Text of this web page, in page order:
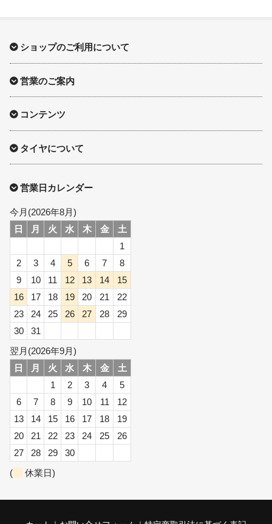
ショップのご利用について
営業のご案内
コンテンツ
タイヤについて
営業日カレンダー
今月(2026年8月)
日
月 火 水 木 金
土
1
2
3 4 5 6 7
8
9
10 11 12 13 14
15
16
17 18 19 20 21
22
23
24 25 26 27 28
29
30
31
翌月(2026年9月)
日
月 火 水 木 金
土
1
2 3 4
5
6
7 8 9 10 11
12
13
14 15 16 17 18
19
20
21 22 23 24 25
26
27
28 29
30
(
休業日)